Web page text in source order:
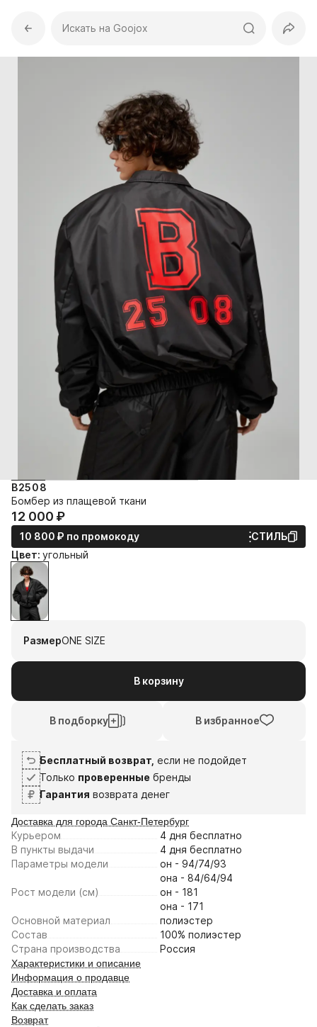
Искать на Goojox
B2508
Бомбер из плащевой ткани
12 000⁠ ⁠₽
10 800⁠ ⁠₽ по промокоду
СТИЛЬ
Цвет: угольный
РазмерONE SIZE
В корзину
В подборку В избранное
Бесплатный возврат, если не подойдет
Только проверенные бренды
Гарантия возврата денег
Доставка для города Санкт-Петербург
Курьером 4 дня бесплатно
В пункты выдачи
4 дня бесплатно
Параметры модели
он - 94/74/93
она - 84/64/94
Рост модели (см)
он - 181
она - 171
Основной материал
полиэстер
Состав
100% полиэстер
Страна производства
Россия
Характеристики и описание
Информация о продавце
Доставка и оплата
Как сделать заказ
Возврат